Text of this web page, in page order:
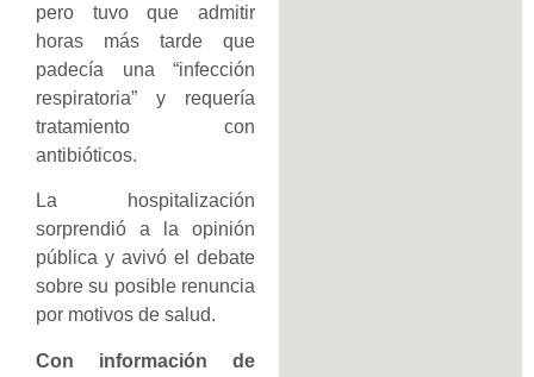
pero tuvo que admitir
horas más tarde que
padecía una “infección
respiratoria” y requería
tratamiento con
antibióticos.
La hospitalización
sorprendió a la opinión
pública y avivó el debate
sobre su posible renuncia
por motivos de salud.
Con información de